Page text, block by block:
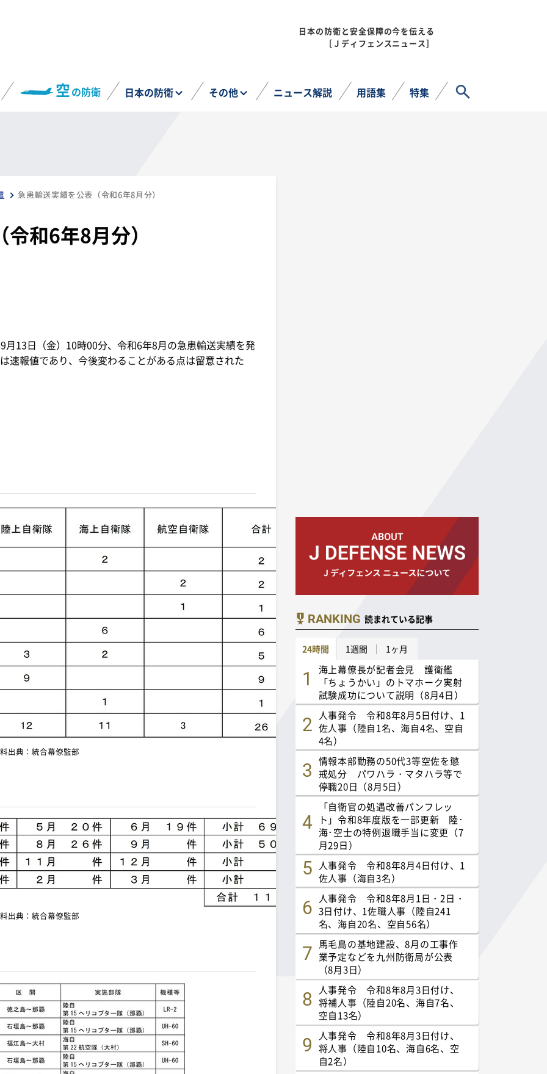
日本の防衛と安全保障の今を伝える
［Ｊディフェンスニュース］
空の防衛 日本の防衛 その他 ニュース解説 用語集 特集
急患輸送実績を公表（令和6年8月分）
和6年8月分）
13日（金）10時00分、令和6年8月の急患輸送実績を発
速報値であり、今後変わることがある点は留意された
出典：統合幕僚監部
出典：統合幕僚監部
RANKING 読まれている記事
24時間 1週間 1ヶ月
海上幕僚長が記者会見 護衛艦
「ちょうかい」のトマホーク実射
試験成功について説明（8月4日）
人事発令 令和8年8月5日付け、1
佐人事（陸自1名、海自4名、空自
4名）
情報本部勤務の50代3等空佐を懲
戒処分 パワハラ・マタハラ等で
停職20日（8月5日）
「自衛官の処遇改善パンフレッ
ト」令和8年度版を一部更新 陸･
海･空士の特例退職手当に変更（7
月29日）
人事発令 令和8年8月4日付け、1
佐人事（海自3名）
人事発令 令和8年8月1日・2日・
3日付け、1佐職人事（陸自241
名、海自20名、空自56名）
馬毛島の基地建設、8月の工事作
業予定などを九州防衛局が公表
（8月3日）
人事発令 令和8年8月3日付け、
将補人事（陸自20名、海自7名、
空自13名）
人事発令 令和8年8月3日付け、
将人事（陸自10名、海自6名、空
自2名）